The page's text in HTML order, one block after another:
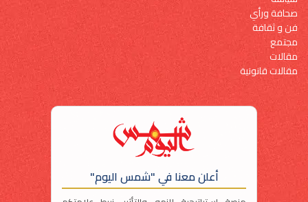
صحافة ورأي
فن و ثقافة
مجتمع
مقالات
مقالات قانونية
أعلن معنا في "شمس اليوم"